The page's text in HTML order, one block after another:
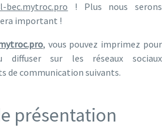
bec.mytroc.pro ! Plus nous serons
important !
, vous pouvez imprimez pour
diffuser sur les réseaux sociaux
de communication suivants.
présentation